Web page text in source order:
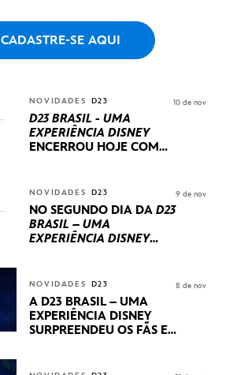
CADASTRE-SE AQUI
NOVIDADES D23
D23 BRASIL - UMA
EXPERIÊNCIA DISNEY
ENCERROU HOJE COM
INTERNACIONAIS E
PRODUÇÕES BRASILEIRAS
10 de nov
NOVIDADES D23
NO SEGUNDO DIA DA D23
BRASIL – UMA
EXPERIÊNCIA DISNEY
STUDIOS REVELARAM
PRÉVIAS E NOVIDADES
DOS SEUS PRÓXIMOS
LANÇAMENTOS
9 de nov
NOVIDADES D23
A D23 BRASIL – UMA
EXPERIÊNCIA DISNEY
SURPREENDEU OS FÃS EM
8 de nov